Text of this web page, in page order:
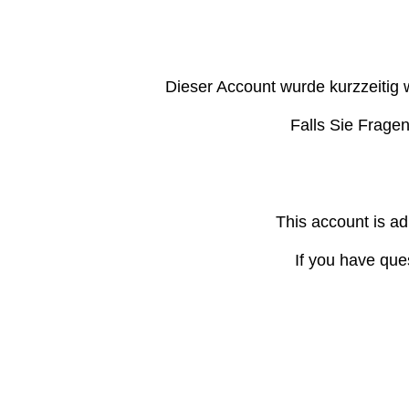
Dieser Account wurde kurzzeitig
Falls Sie
This account is
If you have